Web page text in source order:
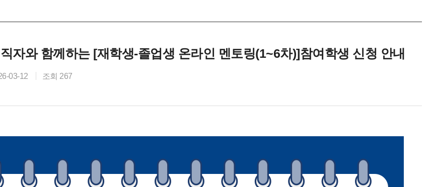
자와 함께하는 [재학생-졸업생 온라인 멘토링(1~6차)]참여학생 신청 안내
03-12 조회 267